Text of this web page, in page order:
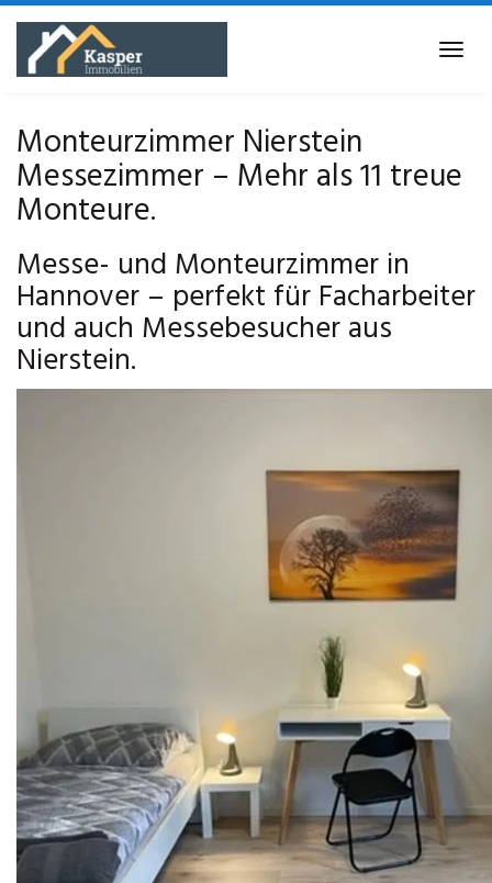
Skip
main
Monteurzimmer Nierstein
Messezimmer – Mehr als 11 treue
Monteure.
Messe- und Monteurzimmer in
Hannover – perfekt für Facharbeiter
und auch Messebesucher aus
Nierstein.